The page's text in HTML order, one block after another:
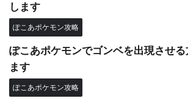
します
ぽこあポケモン攻略
ぽこあポケモンでゴンベを出現させ
ます
ぽこあポケモン攻略